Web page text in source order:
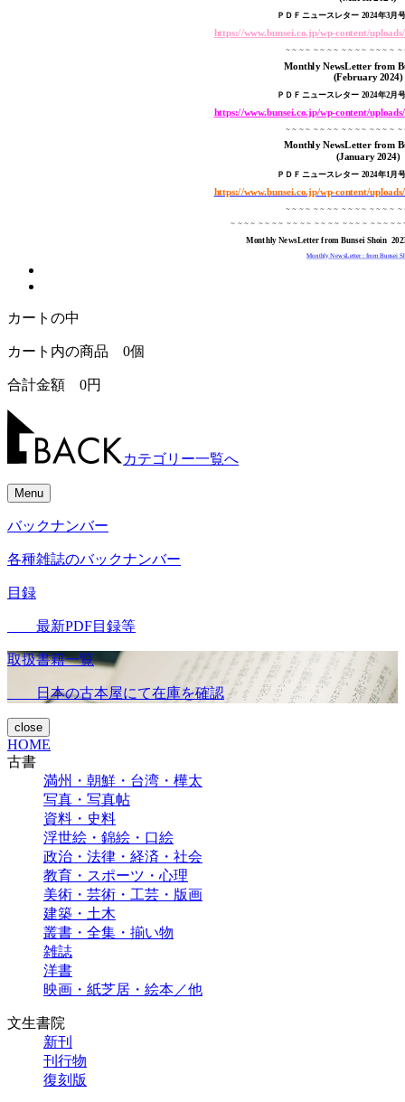
ＰＤＦニュースレター 2024年3月
https://www.bunsei.co.jp/wp-content/
～～～～ ～～～～ ～～～～ ～～～～
Monthly NewsLetter from
(February 2024)
ＰＤＦニュースレター 2024年2月
https://www.bunsei.co.jp/wp-content/
～～～～ ～～～～ ～～～～ ～～～～
Monthly NewsLetter from
(January 2024)
ＰＤＦニュースレター 2024年1月
https://www.bunsei.co.jp/wp-content/
～～～～ ～～～～ ～～～～ ～～～～
～～～～ ～～～～ ～～～～ ～～～～ ～～～～ ～～～～
Monthly NewsLetter from Bunsei Shoin
Monthly NewsLetter : from Bunsei
カートの中
カート内の商品 0個
合計金額 0円
カテゴリー一覧へ
Menu
バックナンバー
各種雑誌のバックナンバー
目録
最新PDF目録等
取扱書籍一覧
日本の古本屋にて在庫を確認
close
HOME
古書
満州・朝鮮・台湾・樺太
写真・写真帖
資料・史料
浮世絵・錦絵・口絵
政治・法律・経済・社会
教育・スポーツ・心理
美術・芸術・工芸・版画
建築・土木
叢書・全集・揃い物
雑誌
洋書
映画・紙芝居・絵本／他
文生書院
新刊
刊行物
復刻版